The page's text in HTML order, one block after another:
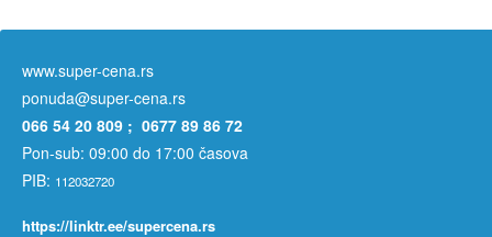
www.super-cena.rs
ponuda@super-cena.rs
066 54 20 809 ; 0677 89 86 72
Pon-sub: 09:00 do 17:00 časova
PIB: 112032720
https://linktr.ee/supercena.rs